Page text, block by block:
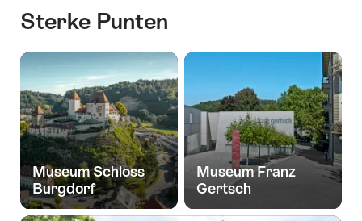
Sterke Punten
Museum Schloss
Burgdorf
Museum Franz
Gertsch